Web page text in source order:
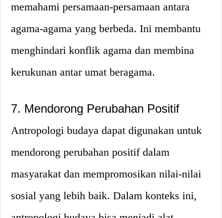
memahami persamaan-persamaan antara
agama-agama yang berbeda. Ini membantu
menghindari konflik agama dan membina
kerukunan antar umat beragama.
7. Mendorong Perubahan Positif
Antropologi budaya dapat digunakan untuk
mendorong perubahan positif dalam
masyarakat dan mempromosikan nilai-nilai
sosial yang lebih baik. Dalam konteks ini,